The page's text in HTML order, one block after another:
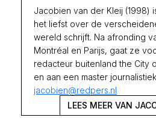
Jacobien van der Kleij (1998)
het liefst over de
wereld schrijft. Na afronding
Montréal en Parijs, gaat ze
redacteur buitenland the City
en aan een master
jacobien@redpers.nl
LEES MEER VAN